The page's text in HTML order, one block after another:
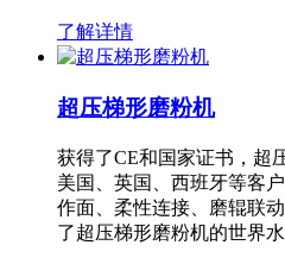
了解详情
超压梯形磨粉机
获得了CE和国家证书，超
美国、英国、西班牙等客
作面、柔性连接、磨辊联
了超压梯形磨粉机的世界